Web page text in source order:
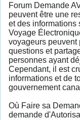
Forum Demande
peuvent être une
et des informations
Voyage
voyageurs peuvent
questions et
personnes ayant
Cependant, il est
informations et de
gouvernement
Où Faire sa
demande